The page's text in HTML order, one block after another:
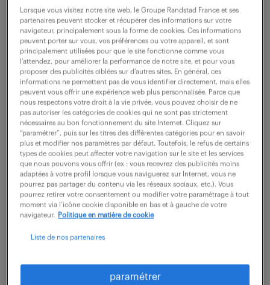
technicien projets
infrastructures/équipements
secteur naval (f/h)
10 juillet 2026
Ruelle Sur Touvre (16)
intérim
6 mois
30 000 - 35 000 € / an
Vous réalisez l'ensemble des plans d'implantations
industrielles ou d'infrastructures du site. Vous
effectuez toutes les modifications et les mises à jour
nécessaires sur les plans 2D. Vous...
Lorsque vous visitez notre site web, le Groupe Randstad France et ses
partenaires peuvent stocker et récupérer des informations sur votre
navigateur, principalement sous la forme de cookies. Ces informations
peuvent porter sur vous, vos préférences ou votre appareil, et sont
principalement utilisées pour que le site fonctionne comme vous
l’attendez, pour améliorer la performance de notre site, et pour vous
proposer des publicités ciblées sur d’autres sites. En général, ces
informations ne permettent pas de vous identifier directement, mais elles
peuvent vous offrir une expérience web plus personnalisée. Parce que
nous respectons votre droit à la vie privée, vous pouvez choisir de ne
pas autoriser les catégories de cookies qui ne sont pas strictement
nécessaires au bon fonctionnement du site Internet. Cliquez sur
“paramétrer”, puis sur les titres des différentes catégories pour en savoir
plus et modifier nos paramètres par défaut. Toutefois, le refus de certains
types de cookies peut affecter votre navigation sur le site et les services
que nous pouvons vous offrir (ex : vous recevrez des publicités moins
adaptées à votre profil lorsque vous naviguerez sur Internet, vous ne
pourrez pas partager du contenu via les réseaux sociaux, etc.). Vous
pourrez retirer votre consentement ou modifier votre paramétrage à tout
moment via l’icône cookie disponible en bas et à gauche de votre
navigateur.
Politique en matière de cookie
Liste de nos partenaires
paramétrer